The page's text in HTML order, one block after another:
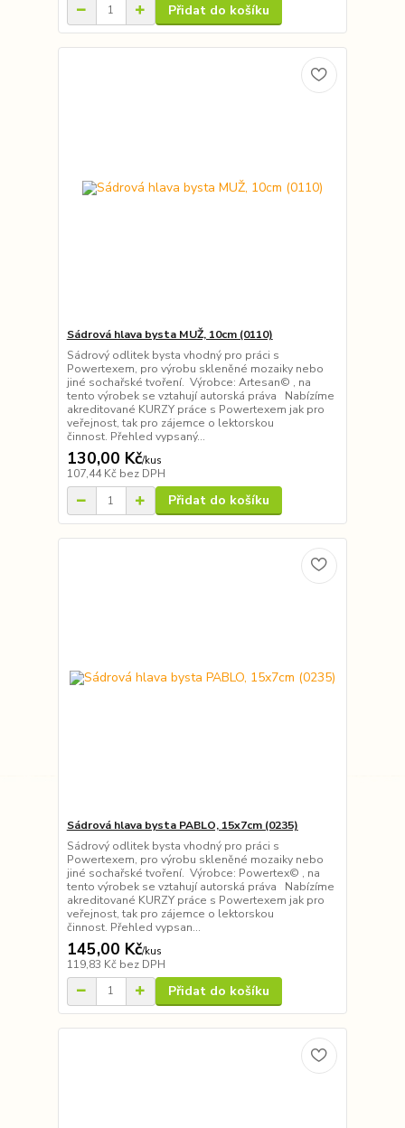
Přidat do košíku
Sádrová hlava bysta MUŽ, 10cm (0110)
Sádrový odlitek bysta vhodný pro práci s
Powertexem, pro výrobu skleněné mozaiky nebo
jiné sochařské tvoření. Výrobce: Artesan© , na
tento výrobek se vztahují autorská práva Nabízíme
akreditované KURZY práce s Powertexem jak pro
veřejnost, tak pro zájemce o lektorskou
činnost. Přehled vypsaný...
130,00 Kč/kus
107,44 Kč bez DPH
Přidat do košíku
Sádrová hlava bysta PABLO, 15x7cm (0235)
Sádrový odlitek bysta vhodný pro práci s
Powertexem, pro výrobu skleněné mozaiky nebo
jiné sochařské tvoření. Výrobce: Powertex© , na
tento výrobek se vztahují autorská práva Nabízíme
akreditované KURZY práce s Powertexem jak pro
veřejnost, tak pro zájemce o lektorskou
činnost. Přehled vypsan...
145,00 Kč/kus
119,83 Kč bez DPH
Přidat do košíku